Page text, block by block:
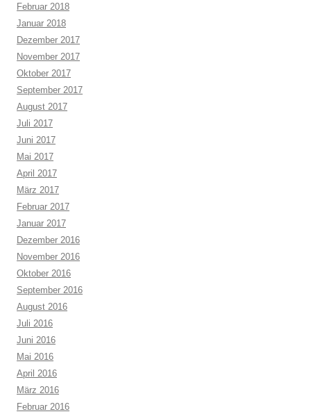
Februar 2018
Januar 2018
Dezember 2017
November 2017
Oktober 2017
September 2017
August 2017
Juli 2017
Juni 2017
Mai 2017
April 2017
März 2017
Februar 2017
Januar 2017
Dezember 2016
November 2016
Oktober 2016
September 2016
August 2016
Juli 2016
Juni 2016
Mai 2016
April 2016
März 2016
Februar 2016